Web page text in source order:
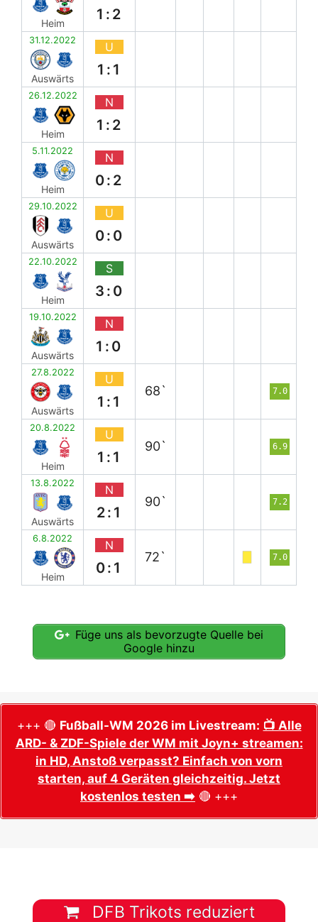
Heim
1:2
31.12.2022
Auswärts
U
1:1
26.12.2022
Heim
N
1:2
5.11.2022
Heim
N
0:2
29.10.2022
Auswärts
U
0:0
22.10.2022
Heim
S
3:0
19.10.2022
Auswärts
N
1:0
27.8.2022
Auswärts
U
1:1
68` 7.0
20.8.2022
Heim
U
1:1
90` 6.9
13.8.2022
Auswärts
N
2:1
90` 7.2
6.8.2022
Heim
N
0:1
72` 7.0
Füge uns als bevorzugte Quelle bei
Google hinzu
+++ 🔴 Fußball-WM 2026 im Livestream: 📺 Alle
ARD- & ZDF-Spiele der WM mit Joyn+ streamen:
in HD, Anstoß verpasst? Einfach von vorn
starten, auf 4 Geräten gleichzeitig. Jetzt
kostenlos testen ➡️ 🔴 +++
DFB Trikots reduziert